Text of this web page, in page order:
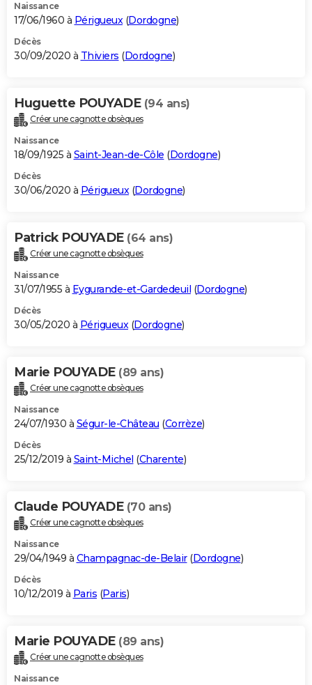
Naissance
17/06/1960 à Périgueux(Dordogne)
Décès
30/09/2020 à Thiviers (Dordogne)
Huguette POUYADE (94 ans)
Créer une cagnotte obsèques
Naissance
18/09/1925 à Saint-Jean-de-Côle (Dordogne)
Décès
30/06/2020 à Périgueux(Dordogne)
Patrick POUYADE (64 ans)
Créer une cagnotte obsèques
Naissance
31/07/1955 à Eygurande-et-Gardedeuil (Dordogne)
Décès
30/05/2020 à Périgueux(Dordogne)
Marie POUYADE (89 ans)
Créer une cagnotte obsèques
Naissance
24/07/1930 à Ségur-le-Château (Corrèze)
Décès
25/12/2019 à Saint-Michel (Charente)
Claude POUYADE (70 ans)
Créer une cagnotte obsèques
Naissance
29/04/1949 à Champagnac-de-Belair(Dordogne)
Décès
10/12/2019 à Paris (Paris)
Marie POUYADE (89 ans)
Créer une cagnotte obsèques
Naissance